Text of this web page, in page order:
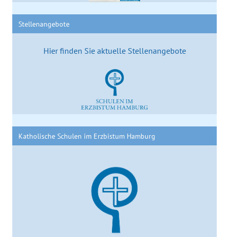
Stellenangebote
Hier finden Sie aktuelle Stellenangebote
Katholische Schulen im Erzbistum Hamburg